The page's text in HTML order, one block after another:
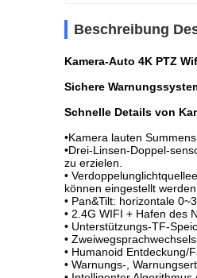
Beschreibung
Kamera-Auto 4K PTZ
Sichere
Schnelle Details von
•Kamera lauten
•Drei-Linsen-Doppel-
zu erzielen.
•
können eingestellt werden.
• Pan&Tilt: horizontale
• 2.4G WIFI + Hafen des
• Unterstützungs-TF-
•
• Humanoid Entdeckung/
• Warnungs-,